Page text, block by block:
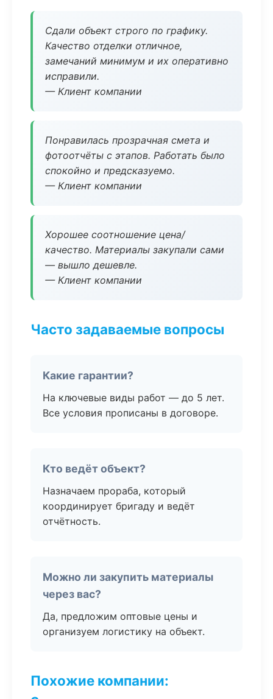
Сдали объект строго по графику.
Качество отделки отличное,
замечаний минимум и их оперативно
исправили.
— Клиент компании
Понравилась прозрачная смета и
фотоотчёты с этапов. Работать было
спокойно и предсказуемо.
— Клиент компании
Хорошее соотношение цена/
качество. Материалы закупали сами
— вышло дешевле.
— Клиент компании
Часто задаваемые вопросы
Какие гарантии?
На ключевые виды работ — до 5 лет.
Все условия прописаны в договоре.
Кто ведёт объект?
Назначаем прораба, который
координирует бригаду и ведёт
отчётность.
Можно ли закупить материалы
через вас?
Да, предложим оптовые цены и
организуем логистику на объект.
Похожие компании: